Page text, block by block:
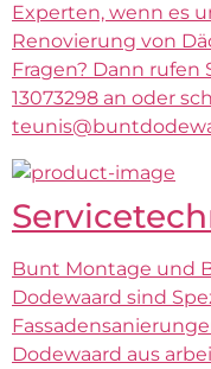
Experten, wenn es
Renovierung von
Fragen? Dann rufen
13073298 an oder
Bunt Montage und
Dodewaard sind
Dodewaard aus